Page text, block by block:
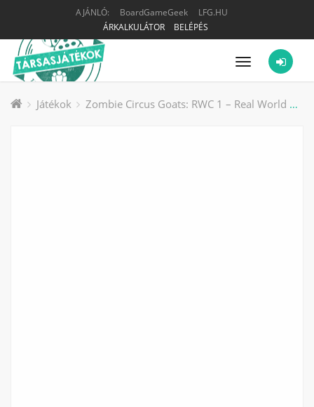
AJÁNLÓ: BoardGameGeek
LFG.HU
ÁRKALKULÁTOR
BELÉPÉS
Menü
Játékok Zombie Circus Goats: RWC 1 – Real World Consequences Expansion Pack társasjáték kiegészítő